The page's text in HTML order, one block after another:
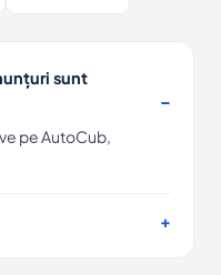
sunt
pe AutoCub,